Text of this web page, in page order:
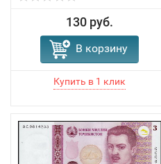
130 руб.
В корзину